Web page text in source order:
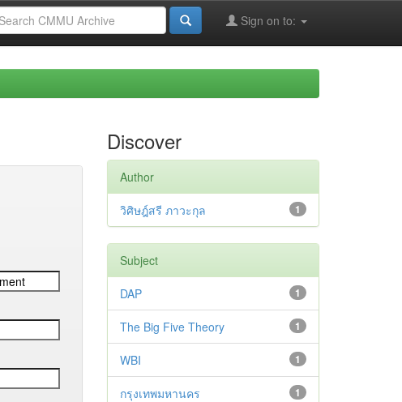
Sign on to:
Discover
Author
1
วิศิษฎ์สรี ภาวะกุล
Subject
1
DAP
1
The Big Five Theory
1
WBI
1
กรุงเทพมหานคร